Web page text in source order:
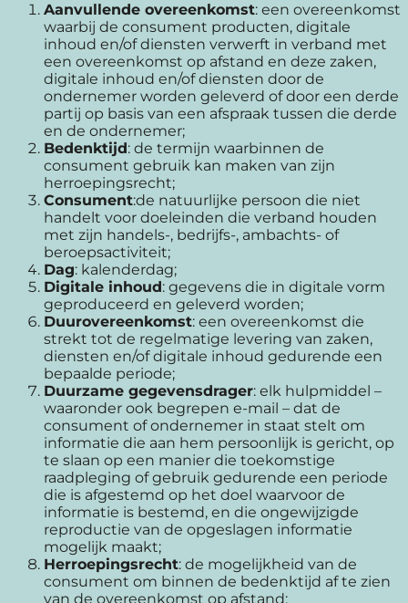
Aanvullende overeenkomst: een overeenkomst
waarbij de consument producten, digitale
inhoud en/of diensten verwerft in verband met
een overeenkomst op afstand en deze zaken,
digitale inhoud en/of diensten door de
ondernemer worden geleverd of door een derde
partij op basis van een afspraak tussen die derde
en de ondernemer;
Bedenktijd : de termijn waarbinnen de
consument gebruik kan maken van zijn
herroepingsrecht;
Consument:de natuurlijke persoon die niet
handelt voor doeleinden die verband houden
met zijn handels-, bedrijfs-, ambachts- of
beroepsactiviteit;
Dag: kalenderdag;
Digitale inhoud : gegevens die in digitale vorm
geproduceerd en geleverd worden;
Duurovereenkomst: een overeenkomst die
strekt tot de regelmatige levering van zaken,
diensten en/of digitale inhoud gedurende een
bepaalde periode;
Duurzame gegevensdrager: elk hulpmiddel –
waaronder ook begrepen e-mail – dat de
consument of ondernemer in staat stelt om
informatie die aan hem persoonlijk is gericht, op
te slaan op een manier die toekomstige
raadpleging of gebruik gedurende een periode
die is afgestemd op het doel waarvoor de
informatie is bestemd, en die ongewijzigde
reproductie van de opgeslagen informatie
mogelijk maakt;
Herroepingsrecht: de mogelijkheid van de
consument om binnen de bedenktijd af te zien
van de overeenkomst op afstand;